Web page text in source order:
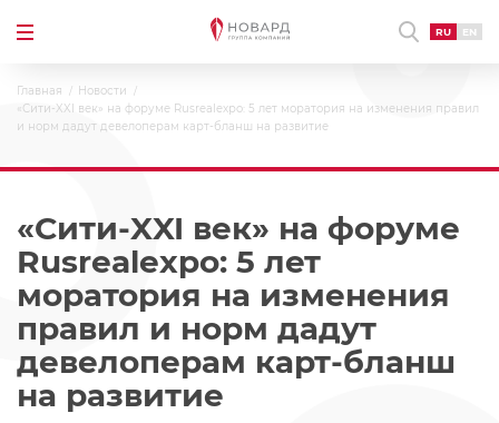
RU EN
Главная
Новости
«Сити-XXI век» на форуме Rusrealexpo: 5 лет моратория на изменения правил
и норм дадут девелоперам карт-бланш на развитие
«Сити-XXI век» на форуме
Rusrealexpo: 5 лет
моратория на изменения
правил и норм дадут
девелоперам карт-бланш
на развитие